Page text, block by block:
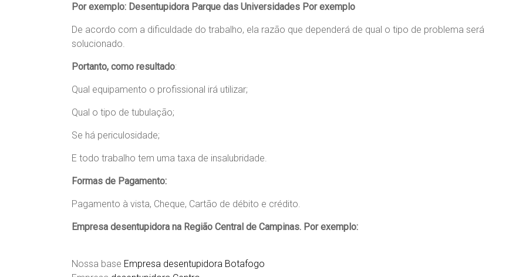
Por exemplo: Desentupidora Parque das Universidades Por exemplo
De acordo com a dificuldade do trabalho, ela razão que dependerá de qual o tipo de problema será
solucionado.
Portanto, como resultado:
Qual equipamento o profissional irá utilizar;
Qual o tipo de tubulação;
Se há periculosidade;
E todo trabalho tem uma taxa de insalubridade.
Formas de Pagamento:
Pagamento à vista, Cheque, Cartão de débito e crédito.
Empresa desentupidora na Região Central de Campinas. Por exemplo:
Nossa base Empresa desentupidora Botafogo